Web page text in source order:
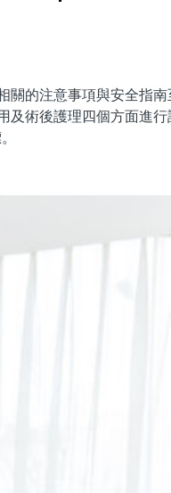
的注意事項與安全指南
及術後護理四個方面進